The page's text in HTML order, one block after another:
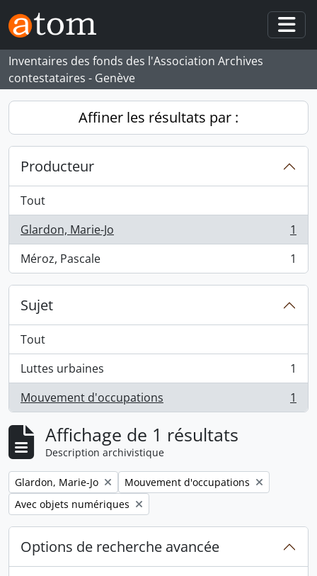
Skip to main content
Inventaires des fonds des l'Association Archives
contestataires - Genève
Affiner les résultats par :
Producteur
Tout
Glardon, Marie-Jo
, 1 résultats
1
Méroz, Pascale
, 1 résultats 1
Sujet
Tout
Luttes urbaines
, 1 résultats
1
Mouvement d'occupations
, 1 résultats 1
Affichage de 1 résultats
Description archivistique
Remove filter:
Glardon, Marie-Jo Remove filter:
Mouvement d'occupations
Remove filter:
Avec objets numériques
Options de recherche avancée